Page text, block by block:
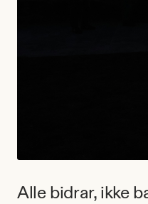
Alle bidrar, ikke